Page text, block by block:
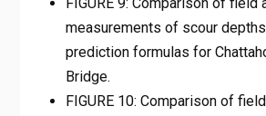
measurements of scour
prediction formulas for
Bridge.
FIGURE 10: Comparison of